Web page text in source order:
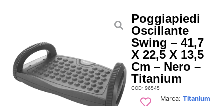
Poggiapiedi
Oscillante
Swing – 41,7
X 22,5 X 13,5
Cm – Nero –
Titanium
COD: 96545
Marca: Titanium